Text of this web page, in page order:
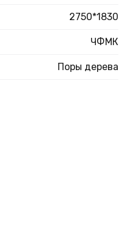
2750*1830
ЧФМК
Поры дерева